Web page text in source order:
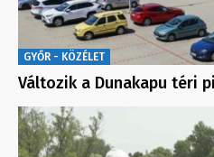
GYŐR - KÖZÉLET
Változik a Dunakapu téri